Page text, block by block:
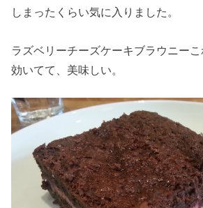
しまったくらい気に入りました。
ラズベリーチーズケーキブラウニー
効いてて、美味しい。